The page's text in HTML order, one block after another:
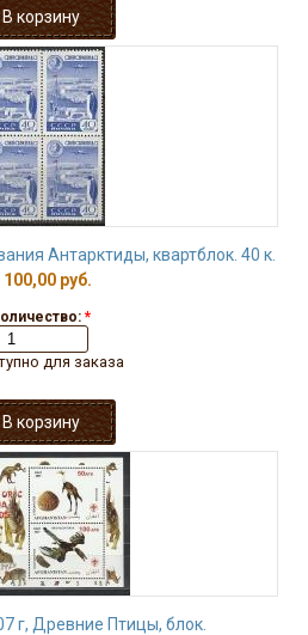
Антарктиды, квартблок. 40 к.
100,00 руб.
*
для заказа
г, Древние Птицы, блок.